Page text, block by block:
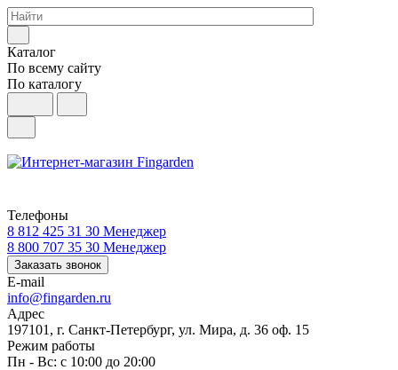
Каталог
По всему сайту
По каталогу
Телефоны
8 812 425 31 30 Менеджер
8 800 707 35 30 Менеджер
Заказать звонок
E-mail
info@fingarden.ru
Адрес
197101, г. Санкт-Петербург, ул. Мира, д. 36 оф. 15
Режим работы
Пн - Вс: с 10:00 до 20:00